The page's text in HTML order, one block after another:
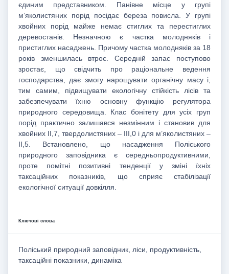
єдиним представником. Панівне місце у групі
м’яколистяних порід посідає береза повисла. У групі
хвойних порід майже немає стиглих та перестиглих
деревостанів. Незначною є частка молодняків і
пристиглих насаджень. Причому частка молодняків за 18
років зменшилась втроє. Середній запас поступово
зростає, що свідчить про раціональне ведення
господарства, дає змогу нарощувати органічну масу і,
тим самим, підвищувати екологічну стійкість лісів та
забезпечувати їхню основну функцію регулятора
природного середовища. Клас бонітету для усіх груп
порід практично залишався незмінним і становив для
хвойних ІІ,7, твердолистяних – ІІІ,0 і для м’яколистяних –
ІІ,5. Встановлено, що насадження Поліського
природного заповідника є середньопродуктивними,
проте помітні позитивні тенденції у зміні їхніх
таксаційних показників, що сприяє стабілізації
екологічної ситуації довкілля.
Ключові слова
Поліський природний заповідник, ліси, продуктивність,
таксаційні показники, динаміка